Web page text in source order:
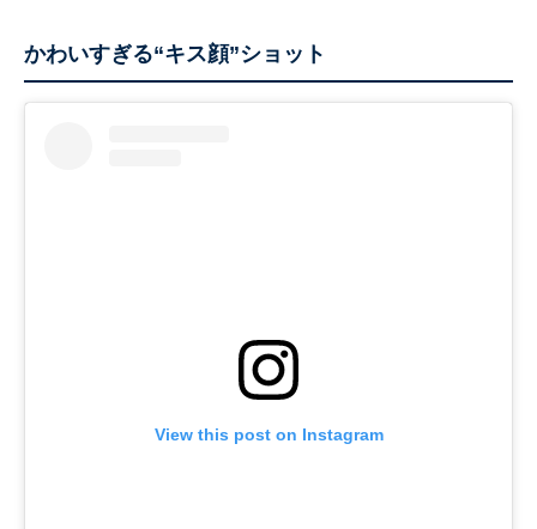
かわいすぎる“キス顔”ショット
View this post on Instagram